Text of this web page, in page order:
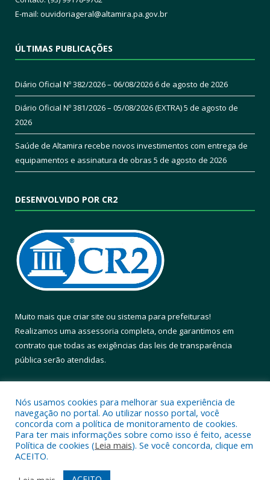
E-mail: ouvidoriageral@altamira.pa.gov.br
ÚLTIMAS PUBLICAÇÕES
Diário Oficial Nº 382/2026 – 06/08/20266 de agosto de 2026
Diário Oficial Nº 381/2026 – 05/08/2026 (EXTRA)5 de agosto de
2026
Saúde de Altamira recebe novos investimentos com entrega de
equipamentos e assinatura de obras 5 de agosto de 2026
DESENVOLVIDO POR CR2
Muito mais que criar site ou sistema para prefeituras!
Realizamos uma assessoria completa, onde garantimos em
contrato que todas as exigências das leis de transparência
pública serão atendidas.
Todos os direitos reservados a Prefeitura Municipal de Altamira.
Nós usamos cookies para melhorar sua experiência de
navegação no portal. Ao utilizar nosso portal, você
concorda com a política de monitoramento de cookies.
Para ter mais informações sobre como isso é feito, acesse
Política de cookies (Leia mais). Se você concorda, clique em
ACEITO.